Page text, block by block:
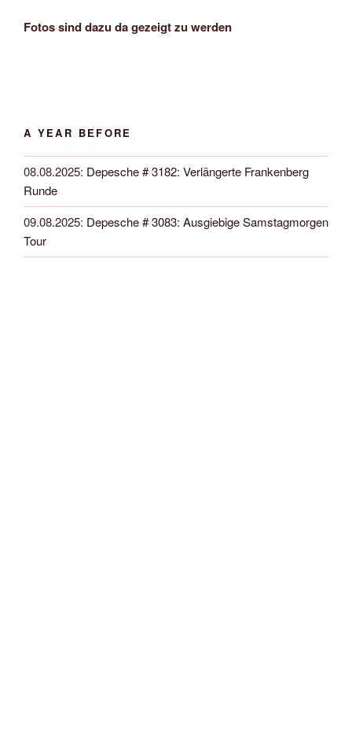
Fotos sind dazu da gezeigt zu werden
A YEAR BEFORE
08.08.2025: Depesche # 3182: Verlängerte Frankenberg
Runde
09.08.2025: Depesche # 3083: Ausgiebige Samstagmorgen
Tour